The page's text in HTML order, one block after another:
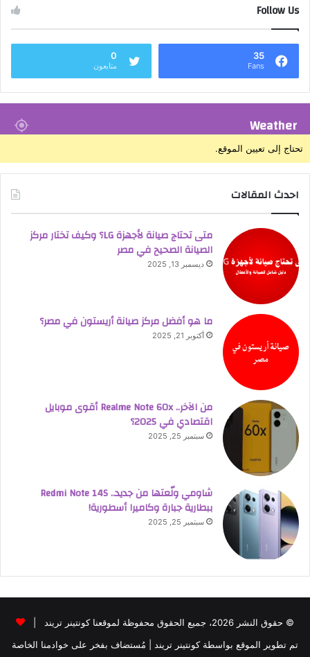
Follow Us
35
Fans
0
متابعون
Weather
تحتاج إلى تعيين الموقع.
احدث المقالات
متى تحتاج صيانة لأجهزة LG؟ وكيف تختار مركز
الصيانة الصحيح في مصر
ديسمبر 13, 2025
ما هو أفضل مركز صيانة أريستون في مصر؟
أكتوبر 21, 2025
من الآخر.. Realme Note 60x أقوى موبايل
اقتصادي في 2025؟
سبتمبر 25, 2025
شاومي ولّعتها من جديد.. Redmi Note 14S
ببطارية جبارة وكاميرا أسطورية!
سبتمبر 25, 2025
© حقوق النشر 2026، جميع الحقوق محفوظة لموقعنا كونتينر تريند |
تم تطوير الموقع بواسطةكونتينر تريند | مُستضاف بفخر على خوادمنا الخاصة